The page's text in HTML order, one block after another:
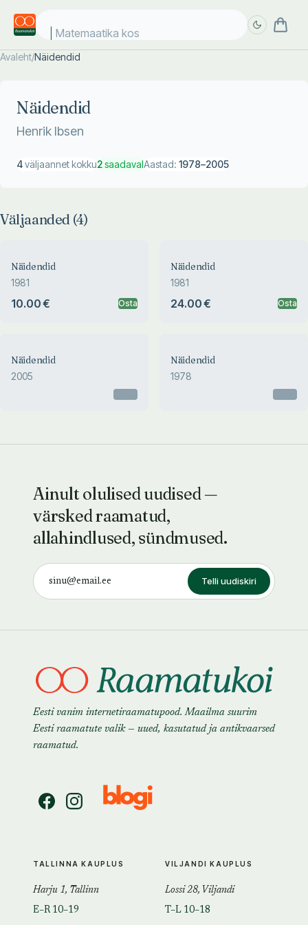
Matemaatika kosm
Avaleht/Näidendid
Näidendid
Henrik Ibsen
4väljaannet kokku2saadavalAastad: 1978–2005
Väljaanded (4)
Näidendid
1981
10.00 € Osta
Näidendid
1981
24.00 € Osta
Näidendid
2005
Näidendid
1978
Ainult olulised uudised —
värsked raamatud,
allahindlused, sündmused.
Telli uudiskiri
Eesti vanim internetiraamatupood. Maailma suurim
Eesti raamatute valik — uued, kasutatud ja antikvaarsed
raamatud.
TALLINNA KAUPLUS
Harju 1, Tallinn
E–R 10–19
VILJANDI KAUPLUS
Lossi 28, Viljandi
T–L 10–18